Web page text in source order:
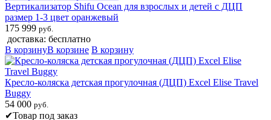
Вертикализатор Shifu Ocean для взрослых и детей с ДЦП
размер 1-3 цвет оранжевый
175 999 руб.
доставка: бесплатно
В корзинуВ корзине В корзину
Кресло-коляска детская прогулочная (ДЦП) Excel Elise Travel
Buggy
54 000 руб.
✔Товар под заказ